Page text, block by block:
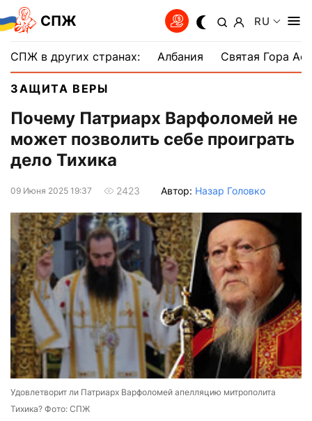
СПЖ RU
СПЖ в других странах: Албания Святая Гора
ЗАЩИТА ВЕРЫ
Почему Патриарх Варфоломей не
может позволить себе проиграть
дело Тихика
09 Июня 2025 19:37 2423 Автор: Назар Головко
Удовлетворит ли Патриарх Варфоломей апелляцию митрополита
Тихика? Фото: СПЖ